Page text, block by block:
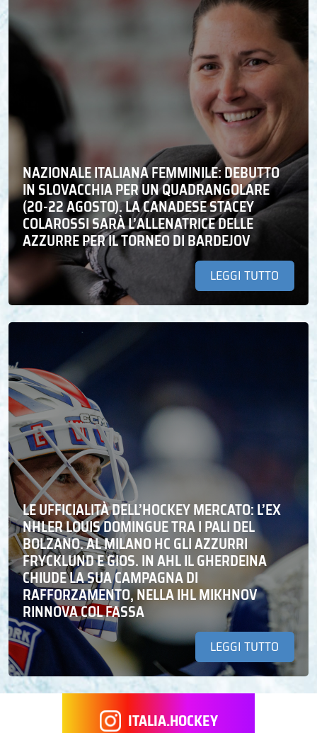
NAZIONALE ITALIANA FEMMINILE: DEBUTTO
IN SLOVACCHIA PER UN QUADRANGOLARE
(20-22 AGOSTO). LA CANADESE STACEY
COLAROSSI SARÀ L’ALLENATRICE DELLE
AZZURRE PER IL TORNEO DI BARDEJOV
LEGGI TUTTO
LE UFFICIALITÀ DELL’HOCKEY MERCATO: L’EX
NHLER LOUIS DOMINGUE TRA I PALI DEL
BOLZANO. AL MILANO HC GLI AZZURRI
FRYCKLUND E GIOS. IN AHL IL GHERDEINA
CHIUDE LA SUA CAMPAGNA DI
RAFFORZAMENTO, NELLA IHL MIKHNOV
RINNOVA COL FASSA
LEGGI TUTTO
ITALIA.HOCKEY